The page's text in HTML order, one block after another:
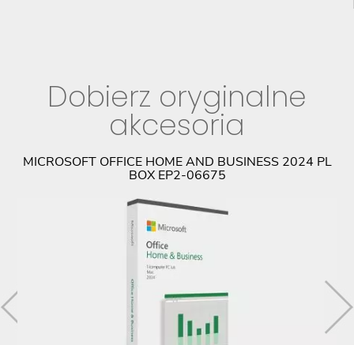
Dobierz oryginalne
akcesoria
MICROSOFT OFFICE HOME AND BUSINESS 2024 PL
BOX EP2-06675